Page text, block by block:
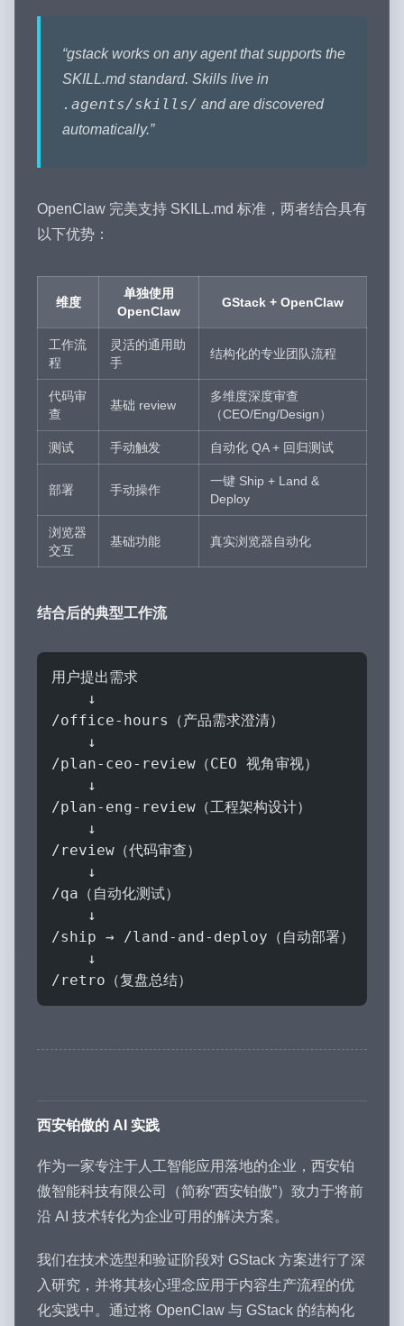
“gstack works on any agent that supports the
SKILL.md standard. Skills live in
.agents/skills/ and are discovered
automatically.”
OpenClaw 完美支持 SKILL.md 标准，两者结合具有
以下优势：
维度
单独使用
OpenClaw
GStack + OpenClaw
工作流
程
灵活的通用助
手
结构化的专业团队流程
代码审
查
基础 review
多维度深度审查
（CEO/Eng/Design）
测试 手动触发 自动化 QA + 回归测试
部署 手动操作
一键 Ship + Land &
Deploy
浏览器
交互
基础功能 真实浏览器自动化
结合后的典型工作流
用户提出需求
    ↓
/office-hours（产品需求澄清）
    ↓
/plan-ceo-review（CEO 视角审视）
    ↓
/plan-eng-review（工程架构设计）
    ↓
/review（代码审查）
    ↓
/qa（自动化测试）
    ↓
/ship → /land-and-deploy（自动部署）
    ↓
/retro（复盘总结）
西安铂傲的 AI 实践
作为一家专注于人工智能应用落地的企业，西安铂
傲智能科技有限公司（简称”西安铂傲”）致力于将前
沿 AI 技术转化为企业可用的解决方案。
我们在技术选型和验证阶段对 GStack 方案进行了深
入研究，并将其核心理念应用于内容生产流程的优
化实践中。通过将 OpenClaw 与 GStack 的结构化